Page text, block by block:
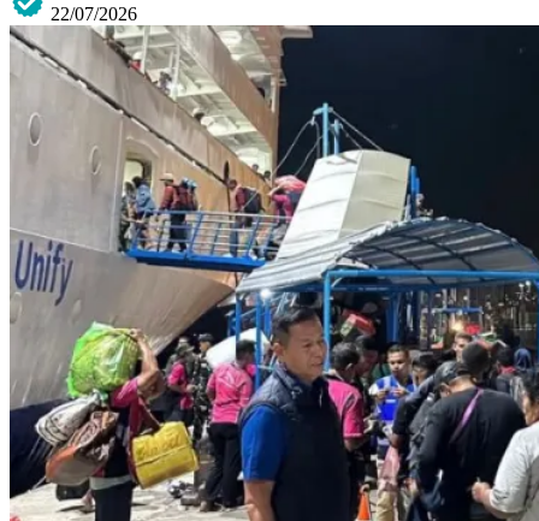
22/07/2026